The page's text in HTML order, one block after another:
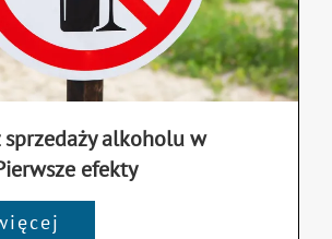
sprzedaży alkoholu w
efekty